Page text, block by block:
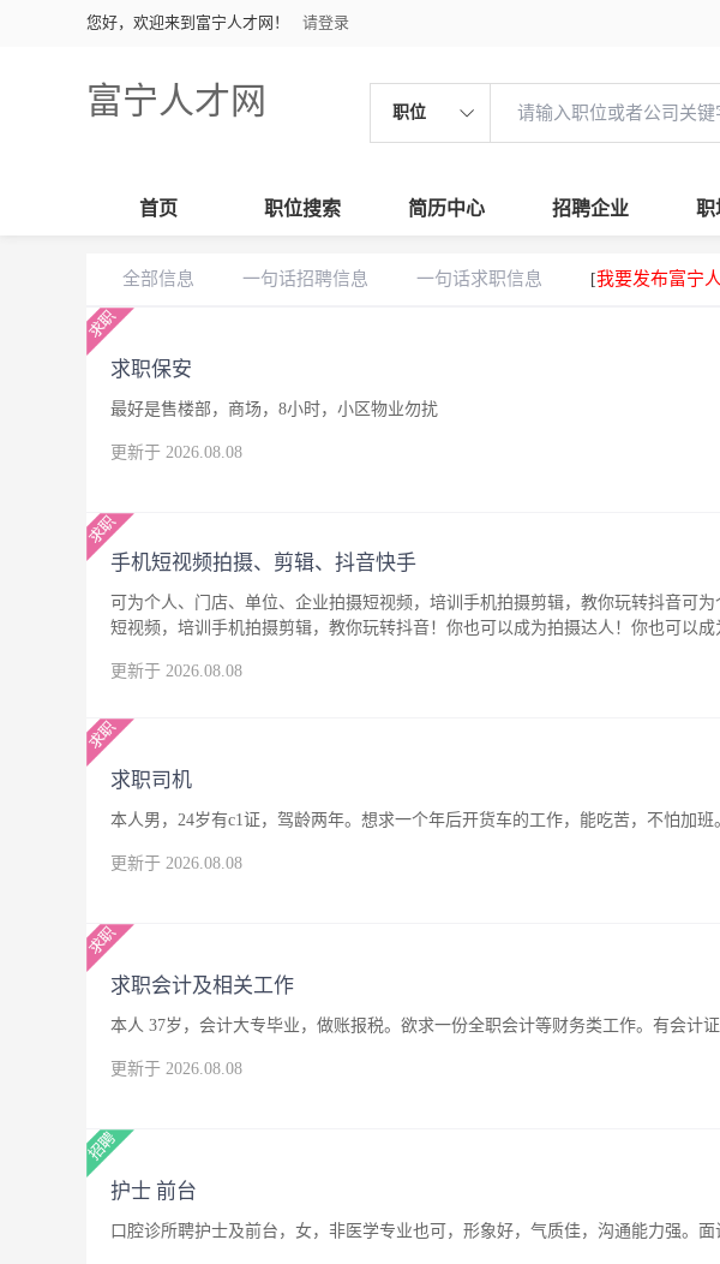
您好，欢迎来到富宁人才网！ 请登录
富宁人才网 职位
首页 职位搜索 简历中心 招聘企业 职
全部信息 一句话招聘信息 一句话求职信息 [我要发布富宁
求职保安
最好是售楼部，商场，8小时，小区物业勿扰
更新于 2026.08.08
手机短视频拍摄、剪辑、抖音快手
可为个人、门店、单位、企业拍摄短视频，培训手机拍摄剪辑，教你玩转抖音可
短视频，培训手机拍摄剪辑，教你玩转抖音！你也可以成为拍摄达人！你也可以成
更新于 2026.08.08
求职司机
本人男，24岁有c1证，驾龄两年。想求一个年后开货车的工作，能吃苦，不怕加班
更新于 2026.08.08
求职会计及相关工作
本人 37岁，会计大专毕业，做账报税。欲求一份全职会计等财务类工作。有会计证
更新于 2026.08.08
护士 前台
口腔诊所聘护士及前台，女，非医学专业也可，形象好，气质佳，沟通能力强。面